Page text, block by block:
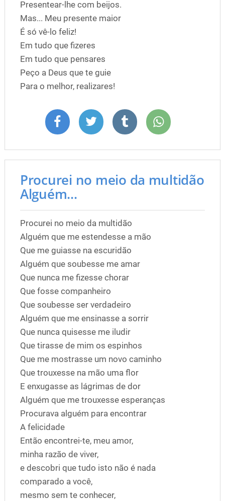
Presentear-lhe com beijos.
Mas... Meu presente maior
É só vê-lo feliz!
Em tudo que fizeres
Em tudo que pensares
Peço a Deus que te guie
Para o melhor, realizares!
Procurei no meio da multidão
Alguém...
Procurei no meio da multidão
Alguém que me estendesse a mão
Que me guiasse na escuridão
Alguém que soubesse me amar
Que nunca me fizesse chorar
Que fosse companheiro
Que soubesse ser verdadeiro
Alguém que me ensinasse a sorrir
Que nunca quisesse me iludir
Que tirasse de mim os espinhos
Que me mostrasse um novo caminho
Que trouxesse na mão uma flor
E enxugasse as lágrimas de dor
Alguém que me trouxesse esperanças
Procurava alguém para encontrar
A felicidade
Então encontrei-te, meu amor,
minha razão de viver,
e descobri que tudo isto não é nada
comparado a você,
mesmo sem te conhecer,